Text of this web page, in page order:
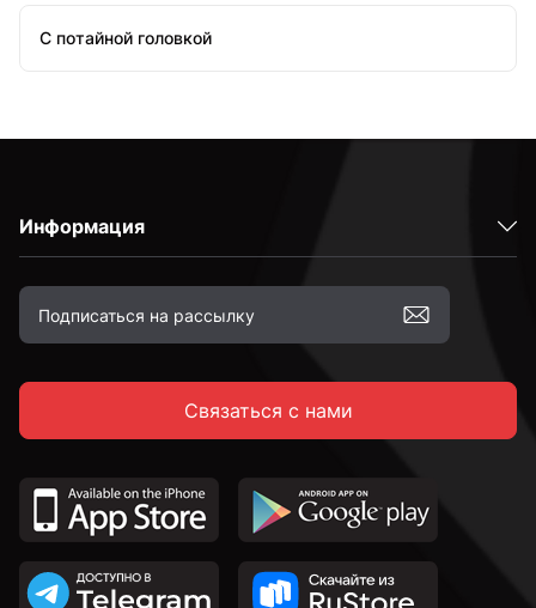
С потайной головкой
Информация
Связаться с нами